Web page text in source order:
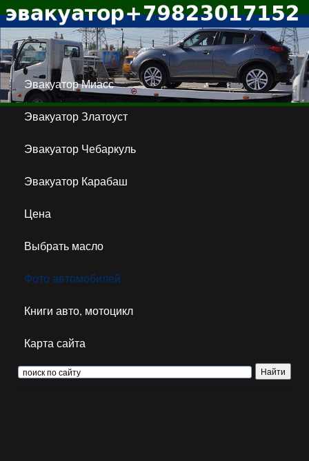
Эвакуатор Миасс
Эвакуатор Златоуст
Эвакуатор Чебаркуль
Эвакуатор Карабаш
Цена
Выбрать масло
Фото автомобилей
Книги авто, мотоцикл
Карта сайта